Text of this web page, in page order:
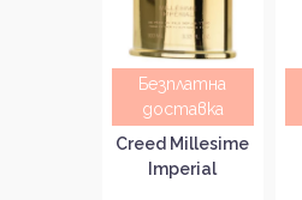
Безплатна
доставка
Creed Millesime
Imperial